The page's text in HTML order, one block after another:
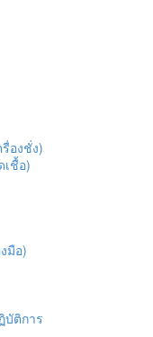
องชั่ง)
เชื้อ)
มือ)
บัติการ